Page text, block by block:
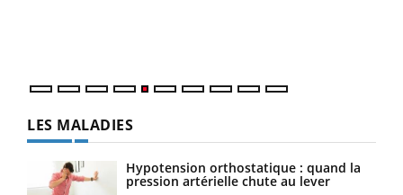
LES MALADIES
Hypotension orthostatique : quand la
pression artérielle chute au lever